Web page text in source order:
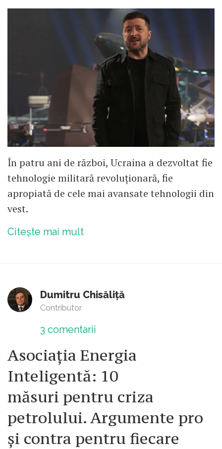
În patru ani de război, Ucraina a dezvoltat fie
tehnologie militară revoluționară, fie
apropiată de cele mai avansate tehnologii din
vest.
Citește mai mult
Dumitru Chisăliță
Contributor
3 comentarii
Asociația Energia
Inteligentă: 10
măsuri pentru criza
petrolului. Argumente pro
și contra pentru fiecare